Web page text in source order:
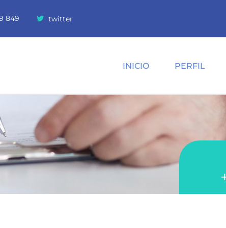
849 twitter
INICIO PERFIL